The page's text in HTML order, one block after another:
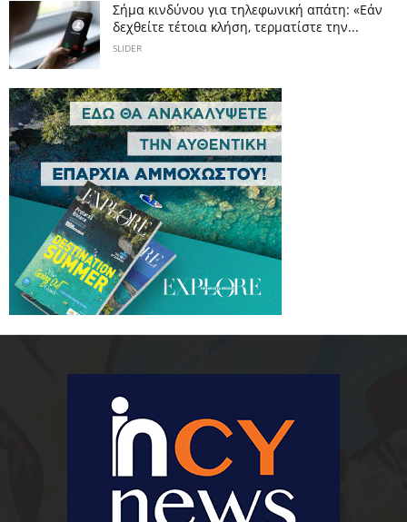
Σήμα κινδύνου για τηλεφωνική απάτη: «Εάν
δεχθείτε τέτοια κλήση, τερματίστε την...
SLIDER